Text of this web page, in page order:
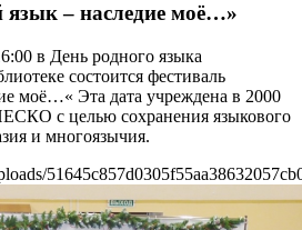
язык – наследие моё…»
в День родного языка
состоится фестиваль
моё…« Эта дата учреждена в 2000
с целью сохранения языкового
и многоязычия.